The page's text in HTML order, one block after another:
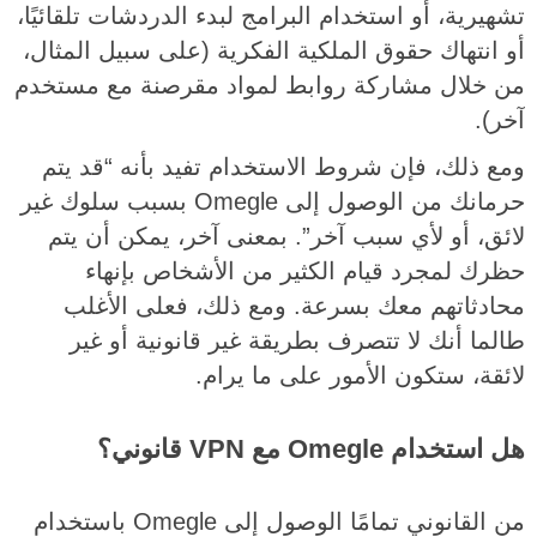
تشهيرية، أو استخدام البرامج لبدء الدردشات تلقائيًا،
أو انتهاك حقوق الملكية الفكرية (على سبيل المثال،
من خلال مشاركة روابط لمواد مقرصنة مع مستخدم
آخر).
ومع ذلك، فإن شروط الاستخدام تفيد بأنه “قد يتم
حرمانك من الوصول إلى Omegle بسبب سلوك غير
لائق، أو لأي سبب آخر”. بمعنى آخر، يمكن أن يتم
حظرك لمجرد قيام الكثير من الأشخاص بإنهاء
محادثاتهم معك بسرعة. ومع ذلك، فعلى الأغلب
طالما أنك لا تتصرف بطريقة غير قانونية أو غير
لائقة، ستكون الأمور على ما يرام.
هل استخدام Omegle مع VPN قانوني؟
من القانوني تمامًا الوصول إلى Omegle باستخدام